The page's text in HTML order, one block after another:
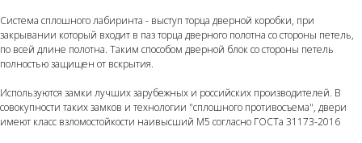
Система сплошного лабиринта - выступ торца дверной коробки, при
закрывании который входит в паз торца дверного полотна со стороны петель,
по всей длине полотна. Таким способом дверной блок со стороны петель
полностью защищен от вскрытия.
Используются замки лучших зарубежных и российских производителей. В
совокупности таких замков и технологии "сплошного противосъема", двери
имеют класс взломостойкости наивысший М5 согласно ГОСТа 31173-2016